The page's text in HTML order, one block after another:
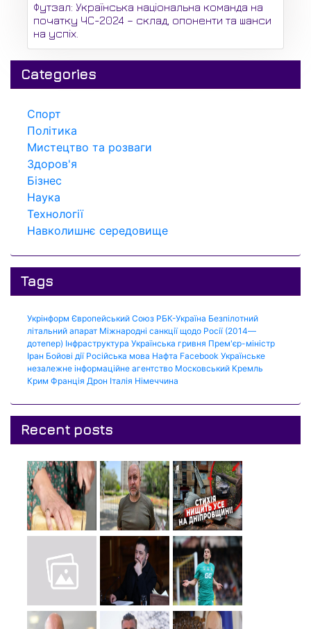
Футзал: Українська національна команда на
початку ЧС-2024 – склад, опоненти та шанси
на успіх.
Categories
Спорт
Політика
Мистецтво та розваги
Здоров'я
Бізнес
Наука
Технології
Навколишнє середовище
Tags
Укрінформ Європейський Союз РБК-Україна Безпілотний
літальний апарат Міжнародні санкції щодо Росії (2014—
дотепер) Інфраструктура Українська гривня Прем'єр-міністр
Іран Бойові дії Російська мова Нафта Facebook Українське
незалежне інформаційне агентство Московський Кремль
Крим Франція Дрон Італія Німеччина
Recent posts